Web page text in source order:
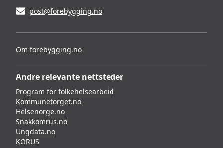
post@forebygging.no
Om forebygging.no
Andre relevante nettsteder
Program for folkehelsearbeid
Kommunetorget.no
Helsenorge.no
Snakkomrus.no
Ungdata.no
KORUS